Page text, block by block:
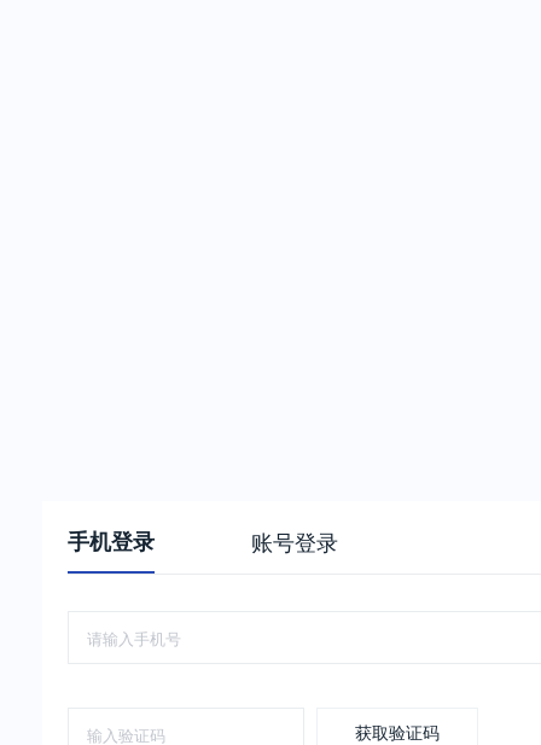
手机登录 账号登录
获取验证码